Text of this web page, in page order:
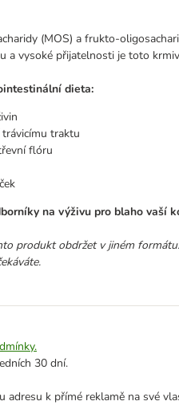
(MOS) a frukto-
a vysoké přijatelnosti je toto
dieta:
traktu
flóru
na výživu pro blaho vaší
produkt obdržet v jiném
30 dní.
k přímé reklamě na své